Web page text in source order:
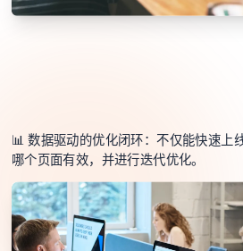
📊 数据驱动的优化闭环：不仅能快速上
哪个页面有效，并进行迭代优化。